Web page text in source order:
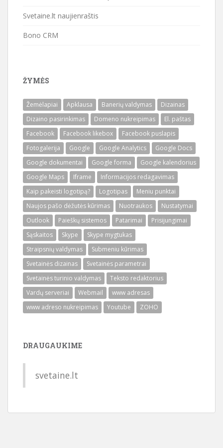
Svetaine.lt naujienraštis
Bono CRM
ŽYMĖS
Žemėlapiai Apklausa Banerių valdymas
Dizainas
Dizaino pasirinkimas
Domeno nukreipimas
El. paštas
Facebook
Facebook likebox
Facebook puslapis
Fotogalerija
Google Google Analytics
Google Docs
Google dokumentai
Google forma
Google kalendorius
Google Maps
Iframe
Informacijos redagavimas
Kaip pakeisti logotipą?
Logotipas
Meniu punktai
Naujos pašo dėžutės kūrimas
Nuotraukos
Nustatymai
Outlook
Paieškų sistemos Patarimai
Prisijungimai
Sąskaitos
Skype
Skype mygtukas
Straipsnių valdymas
Submeniu kūrimas
Svetainės dizainas
Svetainės parametrai
Svetainės turinio valdymas
Teksto redaktorius
Vardų serveriai
Webmail
www adresas
www adreso nukreipimas
Youtube ZOHO
DRAUGAUKIME
svetaine.lt